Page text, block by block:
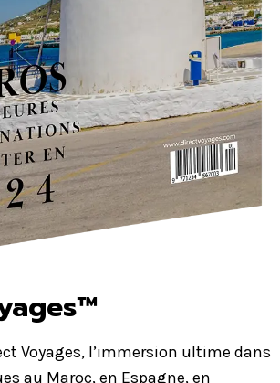
Voyages, l’immersion ultime dans
au Maroc, en Espagne, en